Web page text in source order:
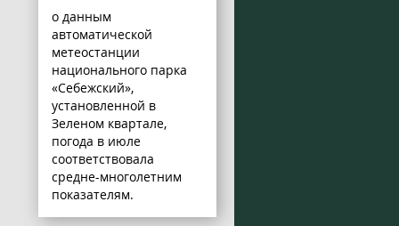
о данным
автоматической
метеостанции
национального парка
«Себежский»,
установленной в
Зеленом квартале,
погода в июле
соответствовала
средне-многолетним
показателям.